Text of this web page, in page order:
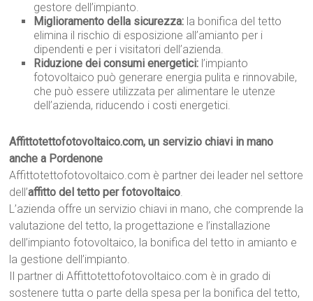
gestore dell’impianto.
Miglioramento della sicurezza: la bonifica del tetto
elimina il rischio di esposizione all’amianto per i
dipendenti e per i visitatori dell’azienda.
Riduzione dei consumi energetici: l’impianto
fotovoltaico può generare energia pulita e rinnovabile,
che può essere utilizzata per alimentare le utenze
dell’azienda, riducendo i costi energetici.
Affittotettofotovoltaico.com, un servizio chiavi in mano
anche a Pordenone
Affittotettofotovoltaico.com è partner dei leader nel settore
dell’affitto del tetto per fotovoltaico.
L’azienda offre un servizio chiavi in mano, che comprende la
valutazione del tetto, la progettazione e l’installazione
dell’impianto fotovoltaico, la bonifica del tetto in amianto e
la gestione dell’impianto.
Il partner di Affittotettofotovoltaico.com è in grado di
sostenere tutta o parte della spesa per la bonifica del tetto,